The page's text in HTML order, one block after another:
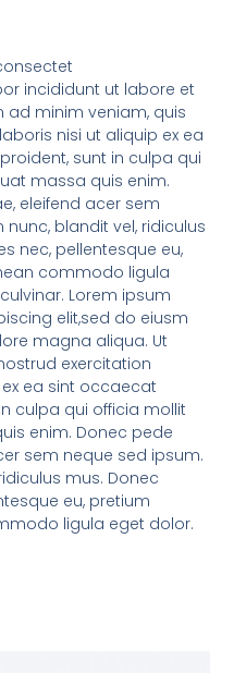
incididunt ut labore et
ad minim veniam, quis
nisi ut aliquip ex ea
sunt in culpa qui
massa quis enim.
eleifend acer sem
blandit vel, ridiculus
nec, pellentesque eu,
commodo ligula
Lorem ipsum
elit,sed do eiusm
magna aliqua. Ut
exercitation
ea sint occaecat
culpa qui officia mollit
enim. Donec pede
sem neque sed ipsum.
mus. Donec
eu, pretium
ligula eget dolor.